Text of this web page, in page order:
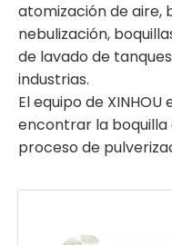
atomización de aire,
nebulización,
de lavado de
industrias.
El equipo de
encontrar la
proceso de